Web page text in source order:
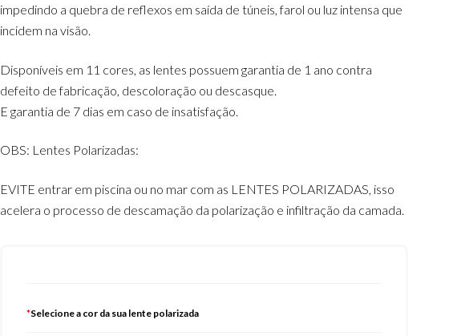
impedindo a quebra de reflexos em saída de túneis, farol ou luz intensa que
incidem na visão.
Disponíveis em 11 cores, as lentes possuem garantia de 1 ano contra
defeito de fabricação, descoloração ou descasque.
E garantia de 7 dias em caso de insatisfação.
OBS: Lentes Polarizadas:
EVITE entrar em piscina ou no mar com as LENTES POLARIZADAS, isso
acelera o processo de descamação da polarização e infiltração da camada.
*Selecione a cor da sua lente polarizada